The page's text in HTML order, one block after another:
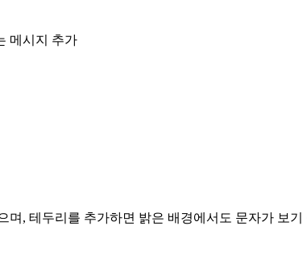
메시지 추가
, 테두리를 추가하면 밝은 배경에서도 문자가 보기